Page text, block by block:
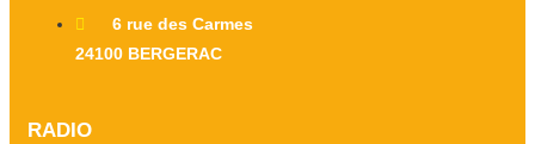
6 rue des Carmes
24100 BERGERAC
RADIO